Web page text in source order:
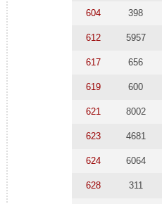
604 398
612 5957
617 656
619 600
621 8002
623 4681
624 6064
628 311